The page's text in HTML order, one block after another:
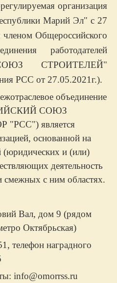
организация
Марий Эл" с 27
членом Общероссийского
работодателей
СТРОИТЕЛЕЙ"
РСС от 27.05.2021г.).
объединение
СОЮЗ
является
основанной на
(юридических и (или)
деятельность
смежных с ним областях.
Вал, дом 9 (рядом
Октябрьская)
телефон наградного
info@omorrss.ru